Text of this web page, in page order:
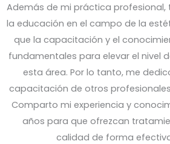
Además de mi práctica
la educación en el campo de la
que la capacitación y el
fundamentales para elevar el nivel
esta área. Por lo tanto, me
capacitación de otros
Comparto mi experiencia y
años para que ofrezcan
calidad de forma